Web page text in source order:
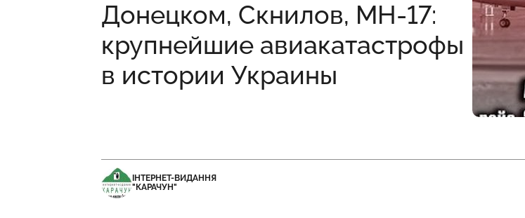
Донецком, Скнилов, MH-17:
крупнейшие авиакатастрофы
в истории Украины
ІНТЕРНЕТ-ВИДАННЯ
"КАРАЧУН"